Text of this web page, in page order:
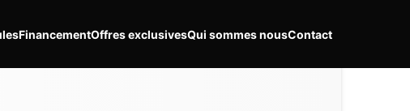
FinancementOffres exclusivesQui sommes nousContact